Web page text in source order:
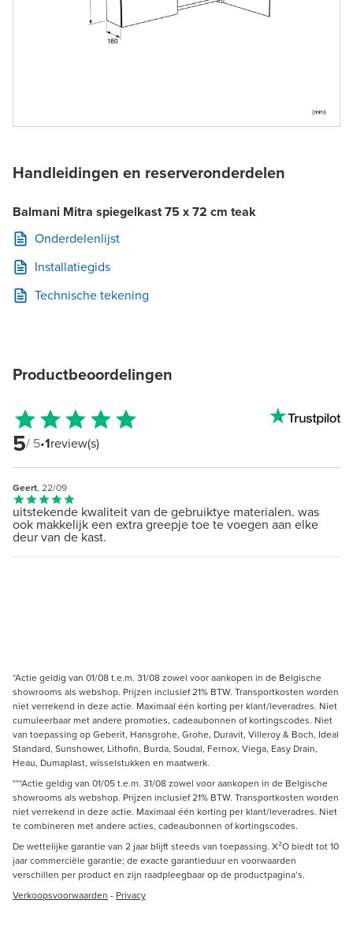
Handleidingen en reserveronderdelen
Balmani Mitra spiegelkast 75 x 72 cm teak
Onderdelenlijst
Installatiegids
Technische tekening
Productbeoordelingen
5/ 5•1review(s)
Geert, 22/09
uitstekende kwaliteit van de gebruiktye materialen. was
ook makkelijk een extra greepje toe te voegen aan elke
deur van de kast.
*Actie geldig van 01/08 t.e.m. 31/08 zowel voor aankopen in de Belgische
showrooms als webshop. Prijzen inclusief 21% BTW. Transportkosten worden
niet verrekend in deze actie. Maximaal één korting per klant/leveradres. Niet
cumuleerbaar met andere promoties, cadeaubonnen of kortingscodes. Niet
van toepassing op Geberit, Hansgrohe, Grohe, Duravit, Villeroy & Boch, Ideal
Standard, Sunshower, Lithofin, Burda, Soudal, Fernox, Viega, Easy Drain,
Heau, Dumaplast, wisselstukken en maatwerk.
***Actie geldig van 01/05 t.e.m. 31/08 zowel voor aankopen in de Belgische
showrooms als webshop. Prijzen inclusief 21% BTW. Transportkosten worden
niet verrekend in deze actie. Maximaal één korting per klant/leveradres. Niet
te combineren met andere acties, cadeaubonnen of kortingscodes.
De wettelijke garantie van 2 jaar blijft steeds van toepassing. X²O biedt tot 10
jaar commerciële garantie; de exacte garantieduur en voorwaarden
verschillen per product en zijn raadpleegbaar op de productpagina’s.
Verkoopsvoorwaarden - Privacy